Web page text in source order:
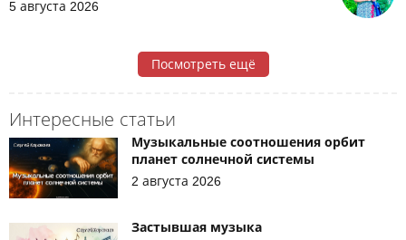
5 августа 2026
Посмотреть ещё
Интересные статьи
Музыкальные соотношения орбит
планет солнечной системы
2 августа 2026
Застывшая музыка